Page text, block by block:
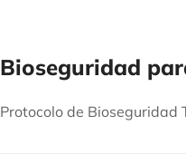
Bioseguridad
Protocolo de Bioseguridad